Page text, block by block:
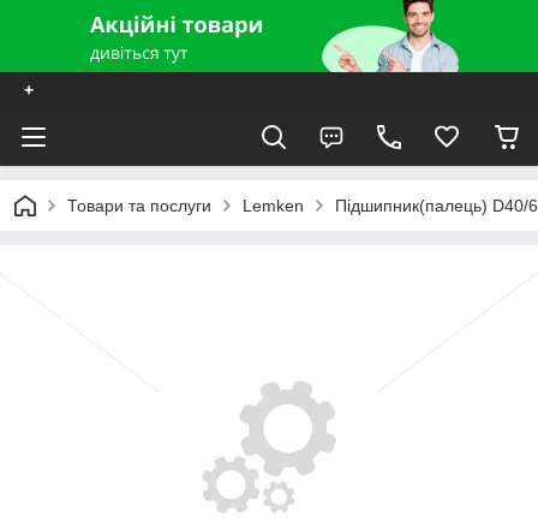
+
Товари та послуги Lemken Підшипник(палець) D40/